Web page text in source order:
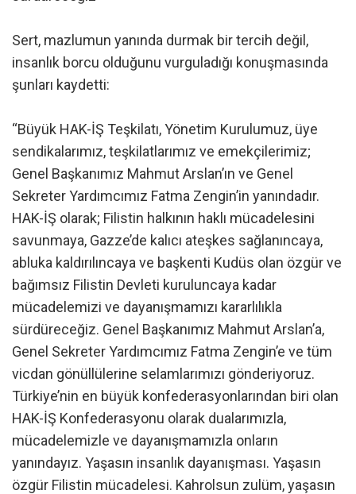
Sert, mazlumun yanında durmak bir tercih değil,
insanlık borcu olduğunu vurguladığı konuşmasında
şunları kaydetti:
“Büyük HAK-İŞ Teşkilatı, Yönetim Kurulumuz, üye
sendikalarımız, teşkilatlarımız ve emekçilerimiz;
Genel Başkanımız Mahmut Arslan’ın ve Genel
Sekreter Yardımcımız Fatma Zengin’in yanındadır.
HAK-İŞ olarak; Filistin halkının haklı mücadelesini
savunmaya, Gazze’de kalıcı ateşkes sağlanıncaya,
abluka kaldırılıncaya ve başkenti Kudüs olan özgür ve
bağımsız Filistin Devleti kuruluncaya kadar
mücadelemizi ve dayanışmamızı kararlılıkla
sürdüreceğiz. Genel Başkanımız Mahmut Arslan’a,
Genel Sekreter Yardımcımız Fatma Zengin’e ve tüm
vicdan gönüllülerine selamlarımızı gönderiyoruz.
Türkiye’nin en büyük konfederasyonlarından biri olan
HAK-İŞ Konfederasyonu olarak dualarımızla,
mücadelemizle ve dayanışmamızla onların
yanındayız. Yaşasın insanlık dayanışması. Yaşasın
özgür Filistin mücadelesi. Kahrolsun zulüm, yaşasın